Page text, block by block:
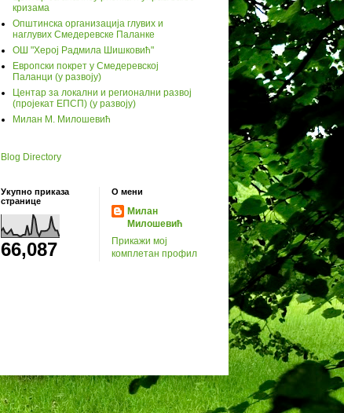
кризама
Општинска организација глувих и
наглувих Смедеревске Паланке
ОШ "Херој Радмила Шишковић"
Европски покрет у Смедеревској
Паланци (у развоју)
Центар за локални и регионални развој
(пројекат ЕПСП) (у развоју)
Милан М. Милошевић
Blog Directory
Укупно приказа
странице
66,087
О мени
Милан
Милошевић
Прикажи мој
комплетан профил